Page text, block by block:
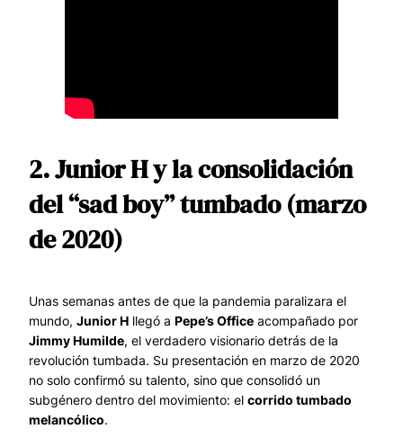
2. Junior H y la consolidación
del “sad boy” tumbado (marzo
de 2020)
Unas semanas antes de que la pandemia paralizara el
mundo, Junior H llegó a Pepe’s Office acompañado por
Jimmy Humilde, el verdadero visionario detrás de la
revolución tumbada. Su presentación en marzo de 2020
no solo confirmó su talento, sino que consolidó un
subgénero dentro del movimiento: el corrido tumbado
melancólico.